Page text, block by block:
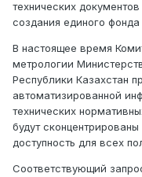
технических
создания единого
В настоящее время
метрологии
Республики Казахстан
автоматизированной
технических
будут
доступность для всех
Соответствующий